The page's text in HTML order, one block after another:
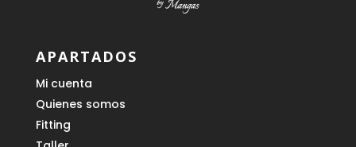
APARTADOS
Mi cuenta
Quienes somos
Fitting